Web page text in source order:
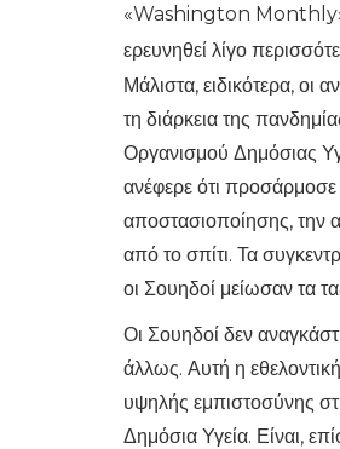
«Washington Monthly»,
ερευνηθεί λίγο
Μάλιστα, ειδικότερα, οι
τη διάρκεια της
Οργανισμού Δημόσιας
ανέφερε ότι προσάρμοσε
αποστασιοποίησης, την
από το σπίτι. Τα
οι Σουηδοί μείωσαν τα
Οι Σουηδοί δεν
άλλως. Αυτή η
υψηλής εμπιστοσύνης
Δημόσια Υγεία. Είναι,